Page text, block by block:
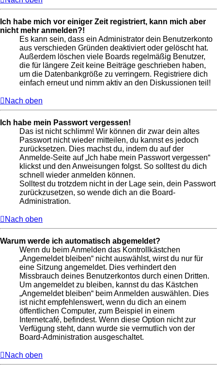
Ich habe mich vor einiger Zeit registriert, kann mich aber
nicht mehr anmelden?!
Es kann sein, dass ein Administrator dein Benutzerkonto
aus verschieden Gründen deaktiviert oder gelöscht hat.
Außerdem löschen viele Boards regelmäßig Benutzer,
die für längere Zeit keine Beiträge geschrieben haben,
um die Datenbankgröße zu verringern. Registriere dich
einfach erneut und nimm aktiv an den Diskussionen teil!
Nach oben
Ich habe mein Passwort vergessen!
Das ist nicht schlimm! Wir können dir zwar dein altes
Passwort nicht wieder mitteilen, du kannst es jedoch
zurücksetzen. Dies machst du, indem du auf der
Anmelde-Seite auf „Ich habe mein Passwort vergessen“
klickst und den Anweisungen folgst. So solltest du dich
schnell wieder anmelden können.
Solltest du trotzdem nicht in der Lage sein, dein Passwort
zurückzusetzen, so wende dich an die Board-
Administration.
Nach oben
Warum werde ich automatisch abgemeldet?
Wenn du beim Anmelden das Kontrollkästchen
„Angemeldet bleiben“ nicht auswählst, wirst du nur für
eine Sitzung angemeldet. Dies verhindert den
Missbrauch deines Benutzerkontos durch einen Dritten.
Um angemeldet zu bleiben, kannst du das Kästchen
„Angemeldet bleiben“ beim Anmelden auswählen. Dies
ist nicht empfehlenswert, wenn du dich an einem
öffentlichen Computer, zum Beispiel in einem
Internetcafé, befindest. Wenn diese Option nicht zur
Verfügung steht, dann wurde sie vermutlich von der
Board-Administration ausgeschaltet.
Nach oben